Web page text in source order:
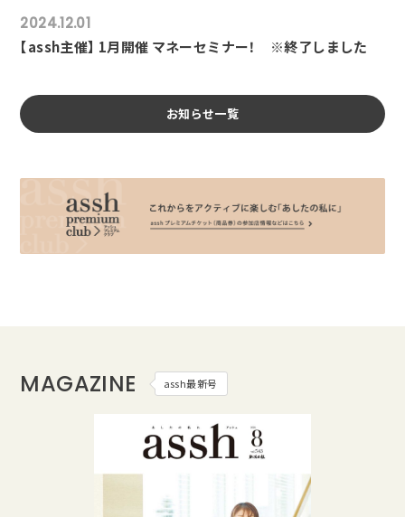
2024.12.01
【assh主催】 1月開催 マネーセミナー！ ※終了しました
お知らせ一覧
MAGAZINE assh最新号